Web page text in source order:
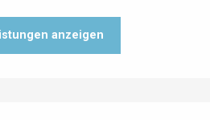
anzeigen